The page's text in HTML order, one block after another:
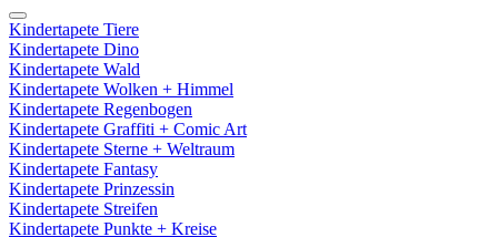
Kindertapete Tiere
Kindertapete Dino
Kindertapete Wald
Kindertapete Wolken + Himmel
Kindertapete Regenbogen
Kindertapete Graffiti + Comic Art
Kindertapete Sterne + Weltraum
Kindertapete Fantasy
Kindertapete Prinzessin
Kindertapete Streifen
Kindertapete Punkte + Kreise